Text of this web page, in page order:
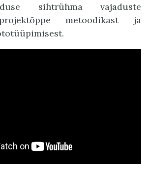
sihtrühma vajaduste
metoodikast ja